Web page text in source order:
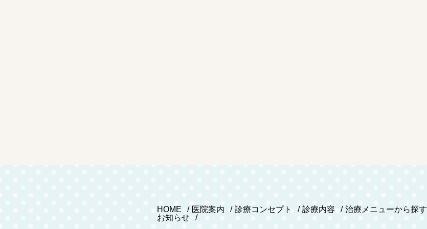
HOME 医院案内 診療コンセプト 診療内容 治療メニューから探す
お知らせ